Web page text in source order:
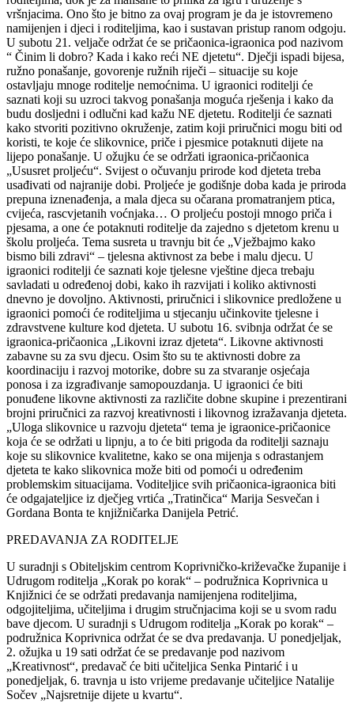
vršnjacima. Ono što je bitno za ovaj program je da je istovremeno
namijenjen i djeci i roditeljima, kao i sustavan pristup ranom odgoju.
U subotu 21. veljače održat će se pričaonica-igraonica pod nazivom
“ Činim li dobro? Kada i kako reći NE djetetu“. Dječji ispadi bijesa,
ružno ponašanje, govorenje ružnih riječi – situacije su koje
ostavljaju mnoge roditelje nemoćnima. U igraonici roditelji će
saznati koji su uzroci takvog ponašanja moguća rješenja i kako da
budu dosljedni i odlučni kad kažu NE djetetu. Roditelji će saznati
kako stvoriti pozitivno okruženje, zatim koji priručnici mogu biti od
koristi, te koje će slikovnice, priče i pjesmice potaknuti dijete na
lijepo ponašanje. U ožujku će se održati igraonica-pričaonica
„Ususret proljeću“. Svijest o očuvanju prirode kod djeteta treba
usađivati od najranije dobi. Proljeće je godišnje doba kada je priroda
prepuna iznenađenja, a mala djeca su očarana promatranjem ptica,
cvijeća, rascvjetanih voćnjaka… O proljeću postoji mnogo priča i
pjesama, a one će potaknuti roditelje da zajedno s djetetom krenu u
školu proljeća. Tema susreta u travnju bit će „Vježbajmo kako
bismo bili zdravi“ – tjelesna aktivnost za bebe i malu djecu. U
igraonici roditelji će saznati koje tjelesne vještine djeca trebaju
savladati u određenoj dobi, kako ih razvijati i koliko aktivnosti
dnevno je dovoljno. Aktivnosti, priručnici i slikovnice predložene u
igraonici pomoći će roditeljima u stjecanju učinkovite tjelesne i
zdravstvene kulture kod djeteta. U subotu 16. svibnja održat će se
igraonica-pričaonica „Likovni izraz djeteta“. Likovne aktivnosti
zabavne su za svu djecu. Osim što su te aktivnosti dobre za
koordinaciju i razvoj motorike, dobre su za stvaranje osjećaja
ponosa i za izgrađivanje samopouzdanja. U igraonici će biti
ponuđene likovne aktivnosti za različite dobne skupine i prezentirani
brojni priručnici za razvoj kreativnosti i likovnog izražavanja djeteta.
„Uloga slikovnice u razvoju djeteta“ tema je igraonice-pričaonice
koja će se održati u lipnju, a to će biti prigoda da roditelji saznaju
koje su slikovnice kvalitetne, kako se ona mijenja s odrastanjem
djeteta te kako slikovnica može biti od pomoći u određenim
problemskim situacijama. Voditeljice svih pričaonica-igraonica biti
će odgajateljice iz dječjeg vrtića „Tratinčica“ Marija Sesvečan i
Gordana Bonta te knjižničarka Danijela Petrić.
PREDAVANJA ZA RODITELJE
U suradnji s Obiteljskim centrom Koprivničko-križevačke županije i
Udrugom roditelja „Korak po korak“ – podružnica Koprivnica u
Knjižnici će se održati predavanja namijenjena roditeljima,
odgojiteljima, učiteljima i drugim stručnjacima koji se u svom radu
bave djecom. U suradnji s Udrugom roditelja „Korak po korak“ –
podružnica Koprivnica održat će se dva predavanja. U ponedjeljak,
2. ožujka u 19 sati održat će se predavanje pod nazivom
„Kreativnost“, predavač će biti učiteljica Senka Pintarić i u
ponedjeljak, 6. travnja u isto vrijeme predavanje učiteljice Natalije
Sočev „Najsretnije dijete u kvartu“.